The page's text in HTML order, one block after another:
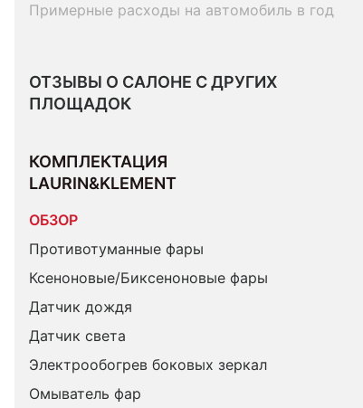
Примерные расходы на автомобиль в год
ОТЗЫВЫ О САЛОНЕ С ДРУГИХ
ПЛОЩАДОК
КОМПЛЕКТАЦИЯ
LAURIN&KLEMENT
ОБЗОР
Противотуманные фары
Ксеноновые/Биксеноновые фары
Датчик дождя
Датчик света
Электрообогрев боковых зеркал
Омыватель фар